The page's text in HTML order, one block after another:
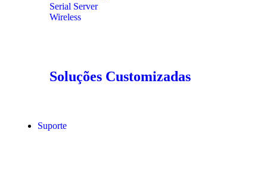
Serial Server
Wireless
Soluções Customizadas
Suporte